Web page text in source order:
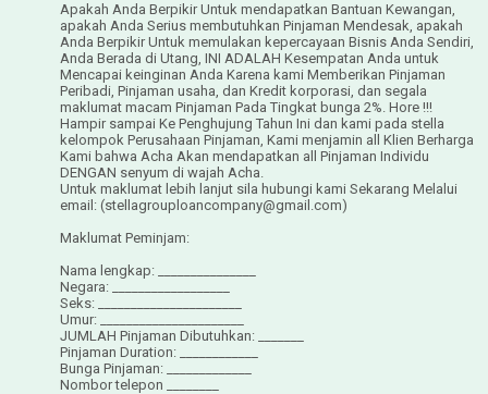
Apakah Anda Berpikir Untuk mendapatkan Bantuan Kewangan,
apakah Anda Serius membutuhkan Pinjaman Mendesak, apakah
Anda Berpikir Untuk memulakan kepercayaan Bisnis Anda Sendiri,
Anda Berada di Utang, INI ADALAH Kesempatan Anda untuk
Mencapai keinginan Anda Karena kami Memberikan Pinjaman
Peribadi, Pinjaman usaha, dan Kredit korporasi, dan segala
maklumat macam Pinjaman Pada Tingkat bunga 2%. Hore !!!
Hampir sampai Ke Penghujung Tahun Ini dan kami pada stella
kelompok Perusahaan Pinjaman, Kami menjamin all Klien Berharga
Kami bahwa Acha Akan mendapatkan all Pinjaman Individu
DENGAN senyum di wajah Acha.
Untuk maklumat lebih lanjut sila hubungi kami Sekarang Melalui
email: (stellagrouploancompany@gmail.com)
Maklumat Peminjam:
Nama lengkap: _______________
Negara: __________________
Seks: ______________________
Umur: ______________________
JUMLAH Pinjaman Dibutuhkan: _______
Pinjaman Duration: ____________
Bunga Pinjaman: _____________
Nombor telepon ________